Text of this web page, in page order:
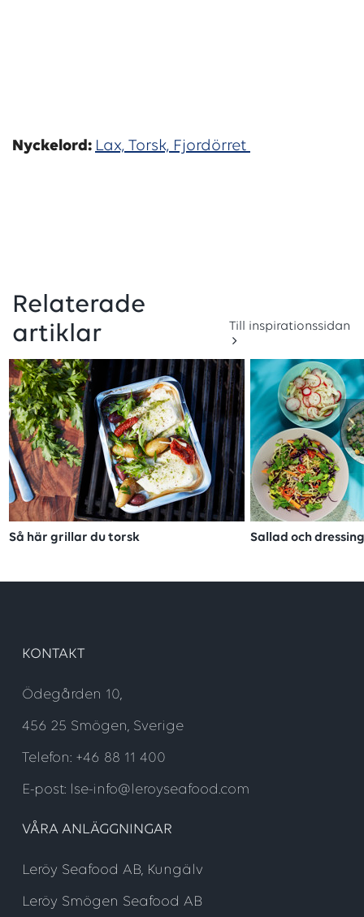
Nyckelord: Lax, Torsk, Fjordörret
Relaterade
artiklar
Till inspirationssidan
Så här grillar du torsk Sallad och
KONTAKT
Ödegården 10,
456 25 Smögen, Sverige
Telefon: +46 88 11 400
E-post: lse-info@leroyseafood.com
VÅRA ANLÄGGNINGAR
Leröy Seafood AB, Kungälv
Leröy Smögen Seafood AB